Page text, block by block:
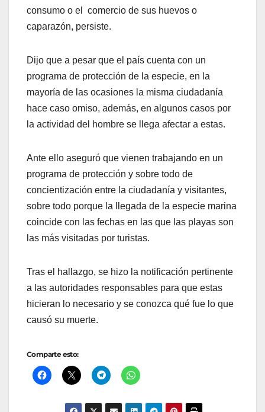
consumo o el comercio de sus huevos o
caparazón, persiste.
Dijo que a pesar que el país cuenta con un
programa de protección de la especie, en la
mayoría de las ocasiones la misma ciudadanía
hace caso omiso, además, en algunos casos por
la actividad del hombre se llega afectar a estas.
Ante ello aseguró que vienen trabajando en un
programa de protección y sobre todo de
concientización entre la ciudadanía y visitantes,
sobre todo porque la llegada de la especie marina
coincide con las fechas en las que las playas son
las más visitadas por turistas.
Tras el hallazgo, se hizo la notificación pertinente
a las autoridades responsables para que estas
hicieran lo necesario y se conozca qué fue lo que
causó su muerte.
Comparte esto: